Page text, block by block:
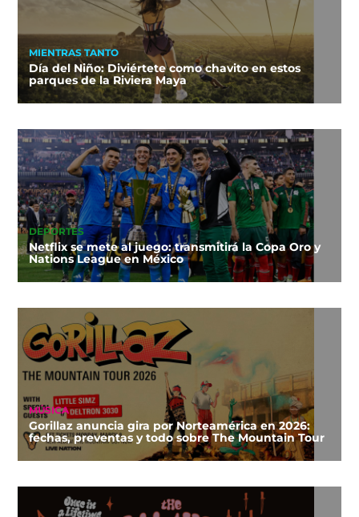
MIENTRAS TANTO
Día del Niño: Diviértete como chavito en estos
parques de la Riviera Maya
DEPORTES
Netflix se mete al juego: transmitirá la Copa Oro y
Nations League en México
MÚSICA
Gorillaz anuncia gira por Norteamérica en 2026:
fechas, preventas y todo sobre The Mountain Tour